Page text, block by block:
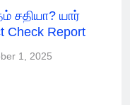
சதியா? யார்
Check Report
1, 2025